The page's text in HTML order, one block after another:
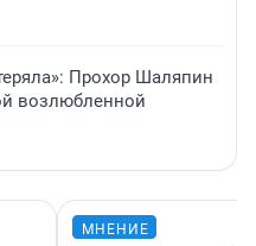
Прохор Шаляпин
возлюбленной
МНЕНИЕ